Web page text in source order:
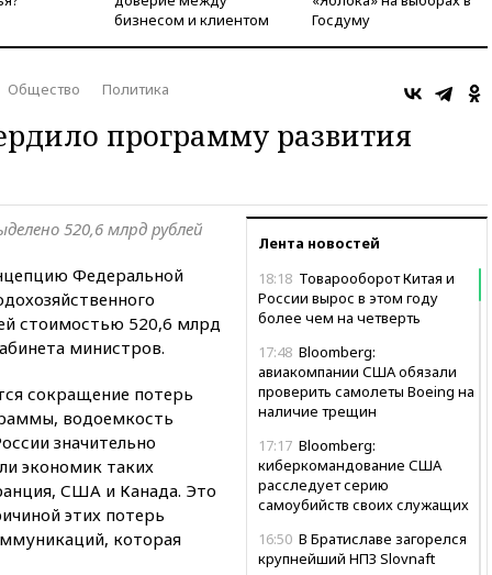
бизнесом и клиентом
Госдуму
Общество Политика
программу развития
Лента новостей
18:18 Товарооборот Китая и
России вырос в этом году
более чем на четверть
17:48 Bloomberg:
авиакомпании США обязали
проверить самолеты Boeing на
наличие трещин
17:17 Bloomberg:
киберкомандование США
расследует серию
самоубийств своих служащих
16:50 В Братиславе загорелся
крупнейший НПЗ Slovnaft
520,6 млрд рублей
Федеральной
стоимостью 520,6 млрд
министров.
сокращение потерь
водоемкость
значительно
экономик таких
США и Канада. Это
этих потерь
которая